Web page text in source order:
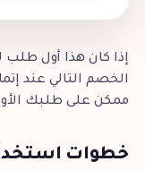
إذا كان هذا أول
الخصم التالي عند
ممكن على طلبك
خطوات